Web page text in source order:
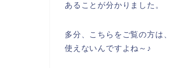
あることが分かりました。
多分、こちらをご覧の方は
使えないんですよね～♪